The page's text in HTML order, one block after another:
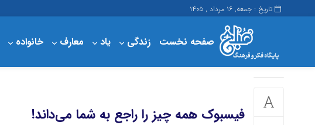
تاریخ : جمعه, ۱۶ مرداد , ۱۴۰۵
صفحه نخست زندگی یاد معارف خانواده
مبلغ فیسبوک همه چیز را راجع به شما می‌داند!